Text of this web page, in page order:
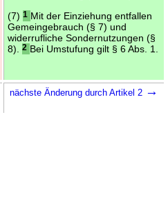
(7) 1 Mit der Einziehung entfallen
Gemeingebrauch (§ 7) und
widerrufliche Sondernutzungen (§
8).
2 Bei Umstufung gilt § 6 Abs. 1.
nächste Änderung durch Artikel 2 →